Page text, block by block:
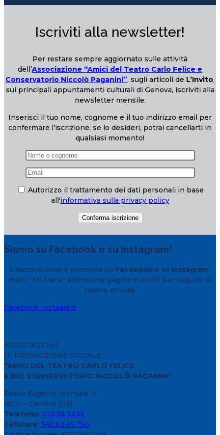
Iscriviti alla newsletter!
Per restare sempre aggiornato sulle attività
dell’Associazione “Amici del Teatro Carlo Felice e
Conservatorio Niccolò Paganini”, sugli articoli de L’Invito,
sui principali appuntamenti culturali di Genova, iscriviti alla
newsletter mensile.
Inserisci il tuo nome, cognome e il tuo indirizzo email per
confermare l’iscrizione; se lo desideri, potrai cancellarti in
qualsiasi momento!
Autorizzo il trattamento dei dati personali in base
all'informativa sulla privacy policy
Siamo su Facebook e su Instagram!
L’Associazione è presente su Facebook e su Instagram:
metti “Mi piace” alle nostre pagine e profili per seguire le
nostre attività.
Facebook Instagram
ASSOCIAZIONE
DI PROMOZIONE SOCIALE
“AMICI DEL TEATRO CARLO FELICE
E DEL CONSERVATORIO NICCOLÒ PAGANINI”
Passo Eugenio Montale, 4
16121 – Genova (GE)
Telefono: 010.58.33.55
Cellulare: 340.63.65.750